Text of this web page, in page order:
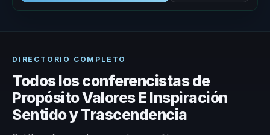
DIRECTORIO COMPLETO
Todos los conferencistas de
Propósito Valores E Inspiración
Sentido y Trascendencia